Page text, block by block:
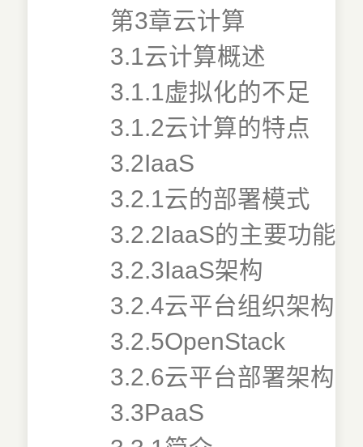
第3章云计算
3.1云计算概述
3.1.1虚拟化的不足
3.1.2云计算的特点
3.2IaaS
3.2.1云的部署模式
3.2.2IaaS的主要功能
3.2.3IaaS架构
3.2.4云平台组织架构
3.2.5OpenStack
3.2.6云平台部署架构
3.3PaaS